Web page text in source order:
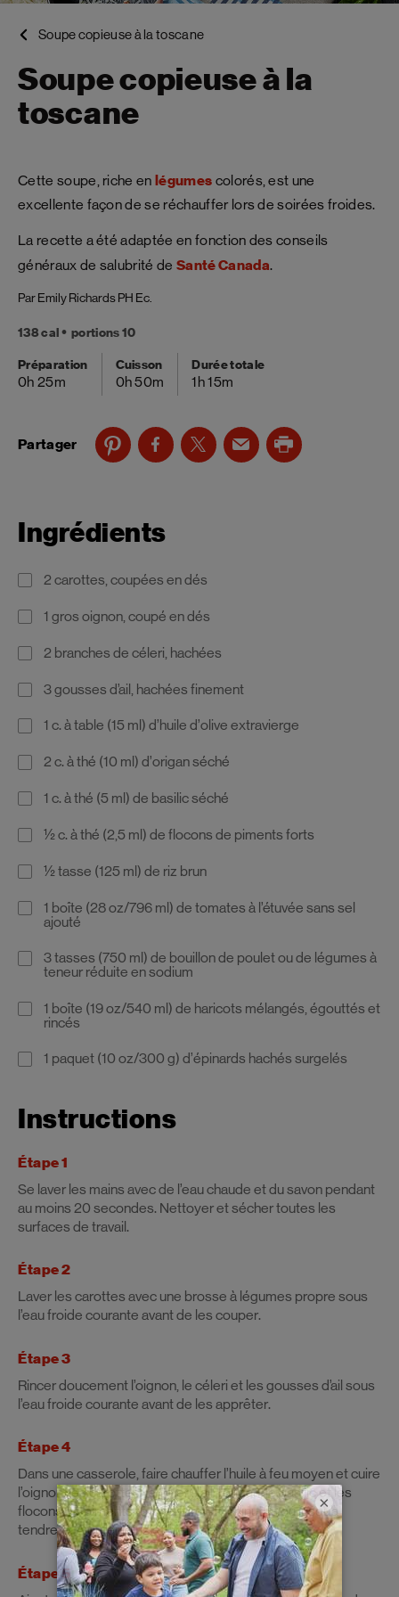
Soupe copieuse à la toscane
Soupe copieuse à la
toscane
Cette soupe, riche enlégumes colorés, est une
excellente façon de se réchauffer lors de soirées froides.
La recette a été adaptée en fonction des conseils
généraux de salubrité deSanté Canada.
Par Emily Richards PH Ec.
138 cal
portions 10
Préparation
0h 25m
Cuisson
0h 50m
Durée totale
1h 15m
Partager
Ingrédients
2 carottes, coupées en dés
1 gros oignon, coupé en dés
2 branches de céleri, hachées
3 gousses d’ail, hachées finement
1 c. à table (15 ml) d’huile d’olive extravierge
2 c. à thé (10 ml) d’origan séché
1 c. à thé (5 ml) de basilic séché
½ c. à thé (2,5 ml) de flocons de piments forts
½ tasse (125 ml) de riz brun
1 boîte (28 oz/796 ml) de tomates à l’étuvée sans sel
ajouté
3 tasses (750 ml) de bouillon de poulet ou de légumes à
teneur réduite en sodium
1 boîte (19 oz/540 ml) de haricots mélangés, égouttés et
rincés
1 paquet (10 oz/300 g) d’épinards hachés surgelés
Instructions
Étape 1
Se laver les mains avec de l’eau chaude et du savon pendant
au moins 20 secondes. Nettoyer et sécher toutes les
surfaces de travail.
Étape 2
Laver les carottes avec une brosse à légumes propre sous
l’eau froide courante avant de les couper.
Étape 3
Rincer doucement l’oignon, le céleri et les gousses d’ail sous
l’eau froide courante avant de les apprêter.
Étape 4
Dans une casserole, faire chauffer l’huile à feu moyen et cuire
l’oignon, les carottes, le céleri, l’ail, l’origan, le basilic et les
flocons de piments forts environ 10 minutes ou jusqu’à
tendreté. Ajouter le riz et bien mélanger.
Étape 5
×